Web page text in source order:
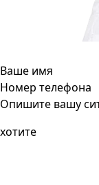
Ваше имя
Номер телефона
Опишите вашу
хотите